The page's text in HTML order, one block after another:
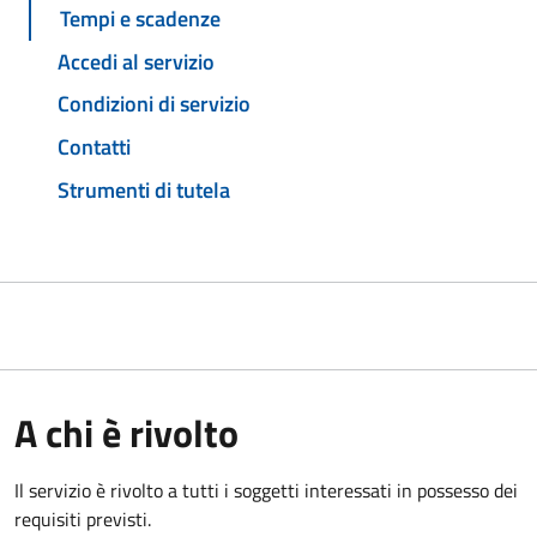
Tempi e scadenze
Accedi al servizio
Condizioni di servizio
Contatti
Strumenti di tutela
A chi è rivolto
Il servizio è rivolto a tutti i soggetti interessati in possesso dei
requisiti previsti.